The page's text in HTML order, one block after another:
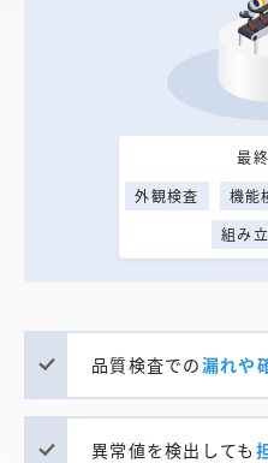
最
外観検査
機能
組み
品質検査での漏れや
異常値を検出しても